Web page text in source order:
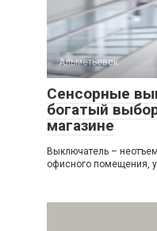
Альметьевск
Сенсорные
богатый
магазине
Выключатель –
офисного помещения,